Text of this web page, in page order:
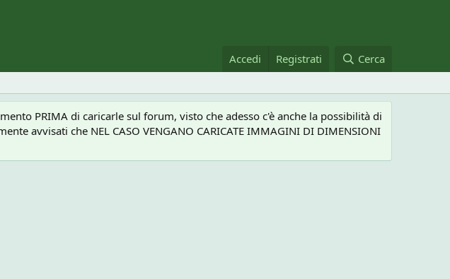
Accedi Registrati Cerca
PRIMA di caricarle sul forum, visto che adesso c'è anche la possibilità di
avvisati che NEL CASO VENGANO CARICATE IMMAGINI DI DIMENSIONI